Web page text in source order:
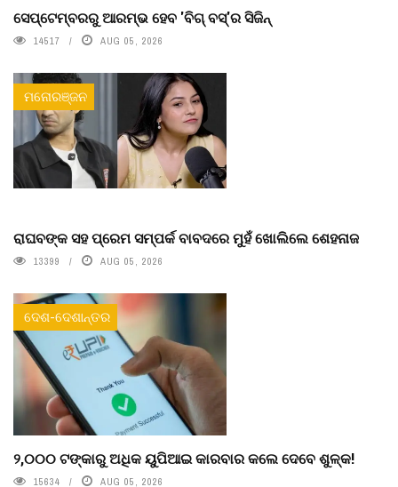
ସେପ୍ଟେମ୍ବରରୁ ଆରମ୍ଭ ହେବ 'ବିଗ୍ ବସ୍'ର ସିଜିନ୍
14517 AUG 05, 2026
ମନୋରଞ୍ଜନ
ରାଘବଙ୍କ ସହ ପ୍ରେମ ସମ୍ପର୍କ ବାବଦରେ ମୁହଁ ଖୋଲିଲେ ଶେହନାଜ
13399 AUG 05, 2026
ଦେଶ-ଦେଶାନ୍ତର
୨,୦୦୦ ଟଙ୍କାରୁ ଅଧିକ ୟୁପିଆଇ କାରବାର କଲେ ଦେବେ ଶୁଳ୍କ!
15634 AUG 05, 2026